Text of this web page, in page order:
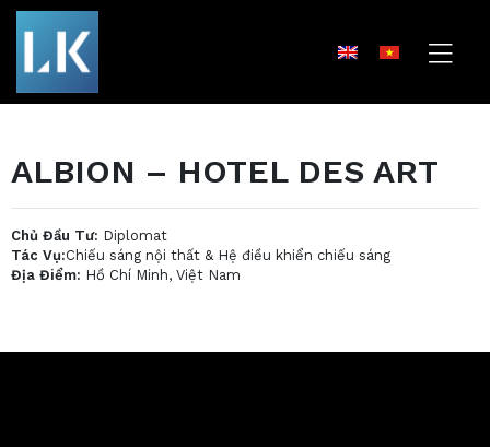
ALBION – HOTEL DES ART
Chủ Đầu Tư: Diplomat
Tác Vụ:Chiếu sáng nội thất & Hệ điều khiển chiếu sáng
Địa Điểm: Hồ Chí Minh, Việt Nam